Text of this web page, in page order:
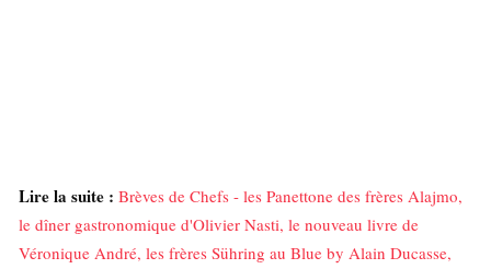
Lire la suite : Brèves de Chefs - les Panettone des frères Alajmo,
le dîner gastronomique d'Olivier Nasti, le nouveau livre de
Véronique André, les frères Sühring au Blue by Alain Ducasse,